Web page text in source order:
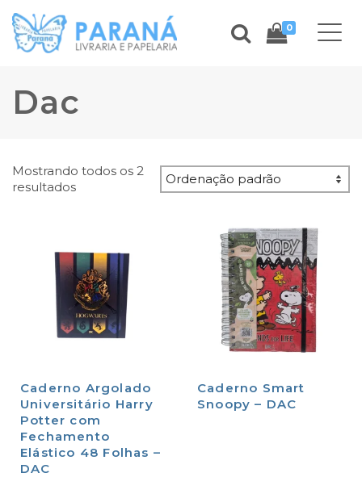
0
Dac
Mostrando todos os 2
resultados
Caderno Argolado
Universitário Harry
Potter com
Fechamento
Elástico 48 Folhas –
DAC
Caderno Smart
Snoopy – DAC